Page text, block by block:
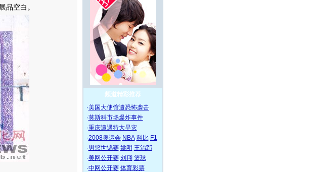
品空白。
频道精彩推荐
·美国大使馆遭恐怖袭击
·莫斯科市场爆炸事件
·重庆遭遇特大旱灾
·2008奥运会 NBA 科比 F1
·男篮世锦赛 姚明 王治郅
·美网公开赛 刘翔 篮球
·中网公开赛 体育彩票